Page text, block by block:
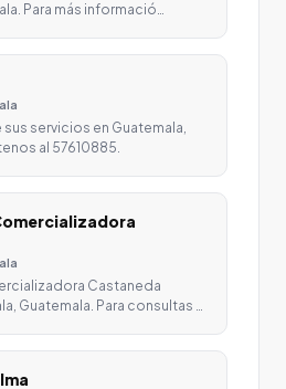
Para más informació…
servicios en Guatemala,
al 57610885.
Castaneda
Guatemala. Para consultas …